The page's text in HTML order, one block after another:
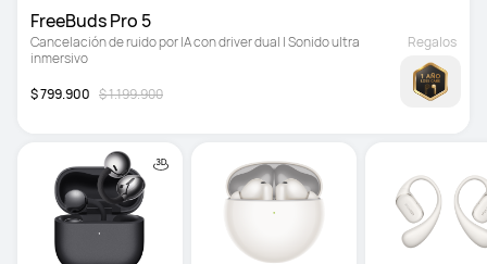
FreeBuds Pro 5
Cancelación de ruido por IA con driver dual | Sonido ultra
inmersivo
$ 799.900 $ 1.199.900
Regalos